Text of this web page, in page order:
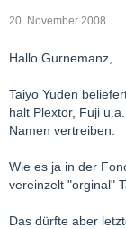
20. November 2008
Hallo Gurnemanz,
Taiyo Yuden
halt Plextor, Fuji
Namen vertreiben.
Wie es ja in der
vereinzelt "orginal"
Das dürfte aber